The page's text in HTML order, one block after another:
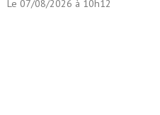
Le 07/08/2026 à 10h12